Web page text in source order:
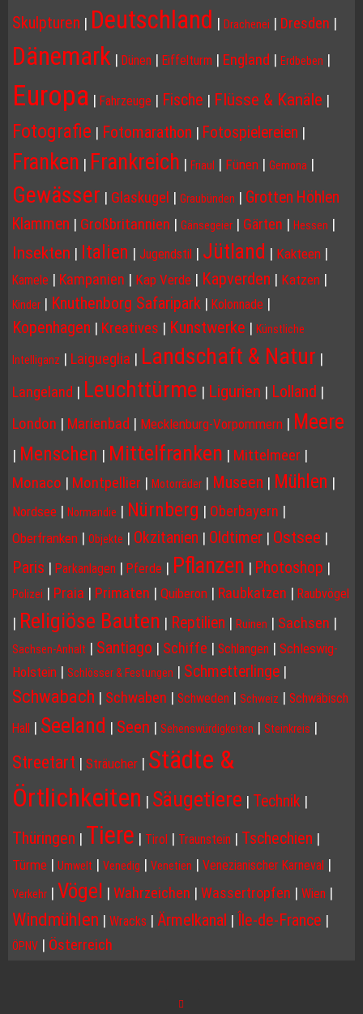
Skulpturen | Deutschland | Drachenei | Dresden |
Dänemark | Dünen | Eiffelturm | England | Erdbeben |
Europa | Fahrzeuge | Fische | Flüsse & Kanäle |
Fotografie | Fotomarathon | Fotospielereien |
Franken | Frankreich | Friaul | Fünen | Gemona |
Gewässer | Glaskugel | Graubünden | Grotten Höhlen
Klammen | Großbritannien | Gänsegeier | Gärten | Hessen |
Insekten | Italien | Jugendstil | Jütland | Kakteen |
Kamele | Kampanien | Kap Verde | Kapverden | Katzen |
Kinder | Knuthenborg Safaripark | Kolonnade |
Kopenhagen | Kreatives | Kunstwerke | Künstliche
Intelliganz | Laigueglia | Landschaft & Natur |
Langeland | Leuchttürme | Ligurien | Lolland |
London | Marienbad | Mecklenburg-Vorpommern | Meere
| Menschen | Mittelfranken | Mittelmeer |
Monaco | Montpellier | Motorräder | Museen | Mühlen |
Nordsee | Normandie | Nürnberg | Oberbayern |
Oberfranken | Objekte | Okzitanien | Oldtimer | Ostsee |
Paris | Parkanlagen | Pferde | Pflanzen | Photoshop |
Polizei | Praia | Primaten | Quiberon | Raubkatzen | Raubvögel
| Religiöse Bauten | Reptilien | Ruinen | Sachsen |
Sachsen-Anhalt | Santiago | Schiffe | Schlangen | Schleswig-
Holstein | Schlösser & Festungen | Schmetterlinge |
Schwabach | Schwaben | Schweden | Schweiz | Schwäbisch
Hall | Seeland | Seen | Sehenswürdigkeiten | Steinkreis |
Streetart | Sträucher | Städte &
Örtlichkeiten | Säugetiere | Technik |
Thüringen | Tiere | Tirol | Traunstein | Tschechien |
Türme | Umwelt | Venedig | Venetien | Venezianischer Karneval |
Verkehr | Vögel | Wahrzeichen | Wassertropfen | Wien |
Windmühlen | Wracks | Ärmelkanal | Île-de-France |
ÖPNV | Österreich